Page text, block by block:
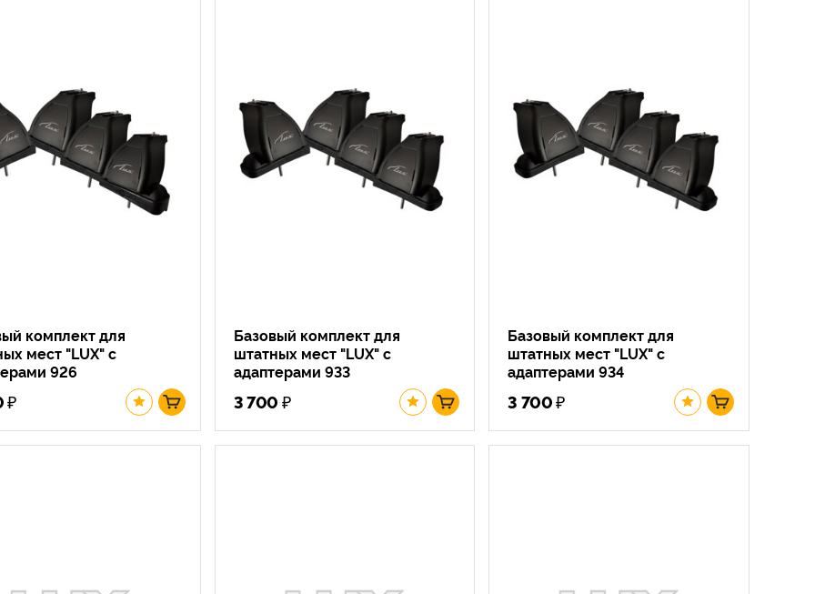
комплект для
мест "LUX" с
926
₽
Базовый комплект для
штатных мест "LUX" с
адаптерами 933
3 700 ₽
Базовый комплект для
штатных мест "LUX" с
адаптерами 934
3 700₽